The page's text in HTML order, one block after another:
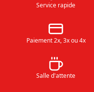
Service rapide
Paiement 2x, 3x ou 4x
Salle d'attente